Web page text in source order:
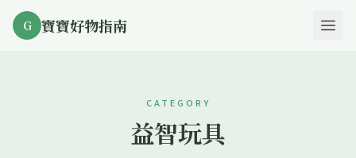
G 寶寶好物指南
CATEGORY
益智玩具